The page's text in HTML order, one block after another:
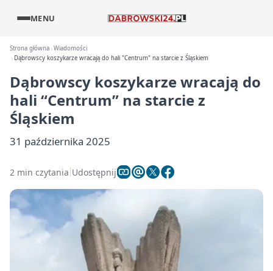
MENU
Strona główna Wiadomości
Dąbrowscy koszykarze wracają do hali "Centrum" na starcie z Śląskiem
Dąbrowscy koszykarze wracają do
hali “Centrum” na starcie z
Śląskiem
31 października 2025
2 min czytania Udostępnij